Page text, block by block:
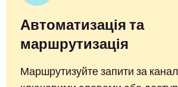
Автоматизація та
маршрутизація
Маршрутизуйте запити за